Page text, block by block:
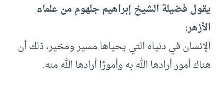
يقول فضيلة الشيخ إبراهيم جلهوم من علماء
الأزهر:
الإنسان في دنياه التي يحياها مسير ومخير، ذلك أن
هناك أمور أرادها الله به وأمورًا أرادها الله منه.